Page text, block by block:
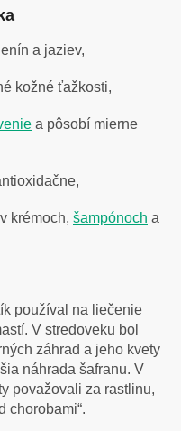
a jaziev,
kožné ťažkosti,
a pôsobí mierne
krémoch, šampónoch a
používal na liečenie
V stredoveku bol
záhrad a jeho kvety
náhrada šafranu. V
považovali za rastlinu,
chorobami“.